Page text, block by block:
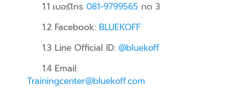
1.1 เบอร์โทร 081-9799565 กด 3
1.2 Facebook: BLUEKOFF
1.3 Line Official ID: @bluekoff
1.4 Email:
Trainingcenter@bluekoff.com